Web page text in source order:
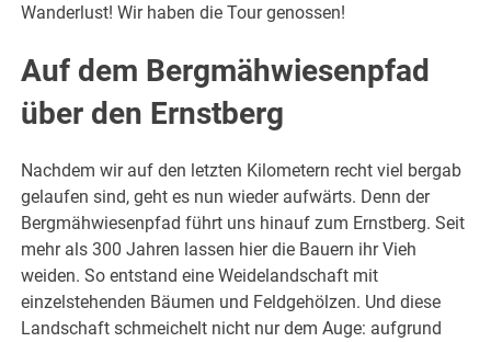
Wanderlust! Wir haben die Tour genossen!
Auf dem Bergmähwiesenpfad
über den Ernstberg
Nachdem wir auf den letzten Kilometern recht viel bergab
gelaufen sind, geht es nun wieder aufwärts. Denn der
Bergmähwiesenpfad führt uns hinauf zum Ernstberg. Seit
mehr als 300 Jahren lassen hier die Bauern ihr Vieh
weiden. So entstand eine Weidelandschaft mit
einzelstehenden Bäumen und Feldgehölzen. Und diese
Landschaft schmeichelt nicht nur dem Auge: aufgrund